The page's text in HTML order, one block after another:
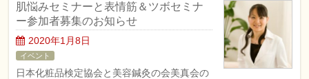
肌悩みセミナーと表情筋＆ツボセミナ
ー参加者募集のお知らせ
2020年1月8日
イベント
日本化粧品検定協会と美容鍼灸の会美真会の